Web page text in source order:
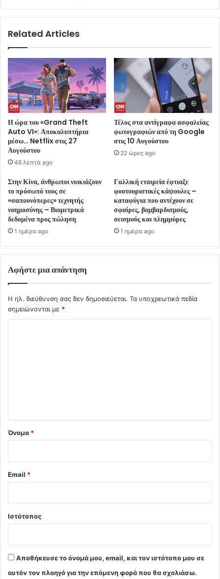
Related Articles
Η ώρα του «Grand Theft
Auto VI»: Αποκαλυπτήρια
μέσω… Netflix στις 27
Αυγούστου
48 λεπτά ago
Τέλος στα αντίγραφα ασφαλείας
φωτογραφιών από τη Google
στις 10 Αυγούστου
22 ώρες ago
Στην Κίνα, άνθρωποι νοικιάζουν
το πρόσωπό τους σε
«σαπουνόπερες» τεχνητής
νοημοσύνης – Βιομετρικά
δεδομένα προς πώληση
1 ημέρα ago
Γαλλική εταιρεία έφτιαξε
φουτουριστικές κάψουλες –
καταφύγια που αντέχουν σε
σφαίρες, βομβαρδισμούς,
σεισμούς και πλημμύρες
1 ημέρα ago
Αφήστε μια απάντηση
Η ηλ. διεύθυνση σας δεν δημοσιεύεται. Τα υποχρεωτικά πεδία
σημειώνονται με *
Όνομα *
Email *
Ιστότοπος
Αποθήκευσε το όνομά μου, email, και τον ιστότοπο μου σε
αυτόν τον πλοηγό για την επόμενη φορά που θα σχολιάσω.